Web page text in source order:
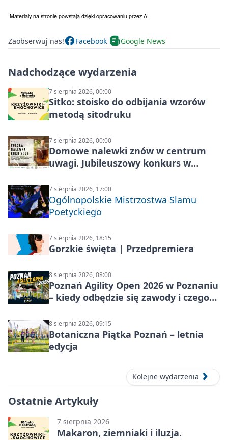
Zaobserwuj nas! Facebook Google News
Nadchodzące wydarzenia
7 sierpnia 2026, 00:00
Sitko: stoisko do odbijania wzorów
metodą sitodruku
7 sierpnia 2026, 00:00
Domowe nalewki znów w centrum
uwagi. Jubileuszowy konkurs w
7 sierpnia 2026, 17:00
Ogólnopolskie Mistrzostwa Slamu
Poetyckiego
7 sierpnia 2026, 18:15
Gorzkie święta | Przedpremiera
8 sierpnia 2026, 08:00
Poznań Agility Open 2026 w Poznaniu
– kiedy odbędzie się zawody i czego
8 sierpnia 2026, 09:15
Botaniczna Piątka Poznań – letnia
edycja
Kolejne wydarzenia
Ostatnie Artykuły
7 sierpnia 2026
Makaron, ziemniaki i iluzja.